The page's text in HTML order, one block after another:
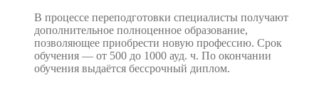
В процессе переподготовки специалисты получают
дополнительное полноценное образование,
позволяющее приобрести новую профессию. Срок
обучения — от 500 до 1000 ауд. ч. По окончании
обучения выдаётся бессрочный диплом.